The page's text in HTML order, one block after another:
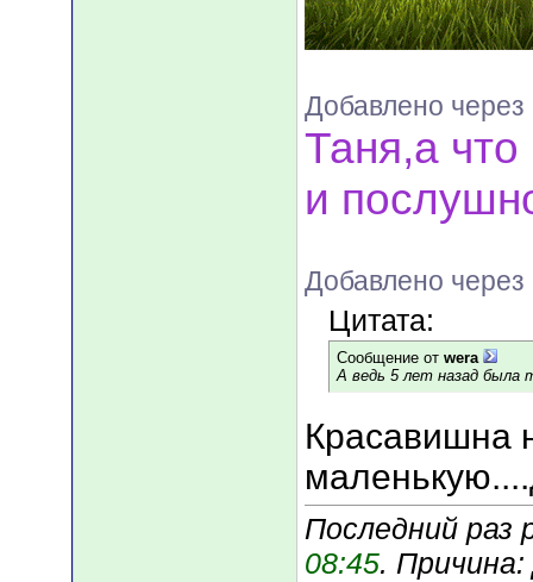
Добавлено
Таня,а
и
Добавлено
Цитата:
Сообщение от wera
А ведь 5 лет назад была
Красавишна
Последний раз
08:45.